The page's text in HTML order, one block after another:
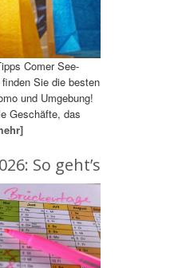
Comer See-
Sie die besten
und Umgebung!
Geschäfte, das
So geht’s